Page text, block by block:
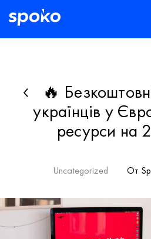
🔥
українців у
ресурси на
Uncategorized От